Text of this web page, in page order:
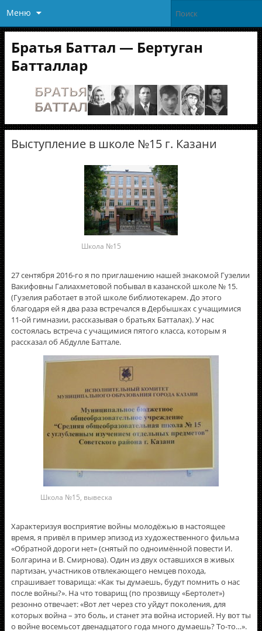
Меню
Братья Баттал — Бертуган
Батталлар
Выступление в школе №15 г. Казани
Школа №15
27 сентября 2016-го я по приглашению нашей знакомой Гузелии
Вакифовны Галиахметовой побывал в казанской школе № 15.
(Гузелия работает в этой школе библиотекарем. До этого
благодаря ей я два раза встречался в Дербышках с учащимися
11-ой гимназии, рассказывая о братьях Батталах). У нас
состоялась встреча с учащимися пятого класса, которым я
рассказал об Абдулле Баттале.
Школа №15, вывеска
Характеризуя восприятие войны молодёжью в настоящее
время, я привёл в пример эпизод из художественного фильма
«Обратной дороги нет» (снятый по одноимëнной повести И.
Болгарина и В. Смирнова). Один из двух оставшихся в живых
партизан, участников отвлекающего немцев похода,
спрашивает товарища: «Как ты думаешь, будут помнить о нас
после войны?». На что товарищ (по прозвищу «Бертолет»)
резонно отвечает: «Вот лет через сто уйдут поколения, для
которых война – это боль, и станет эта война историей. Ну вот ты
о войне восемьсот двенадцатого года много думаешь? То-то…».